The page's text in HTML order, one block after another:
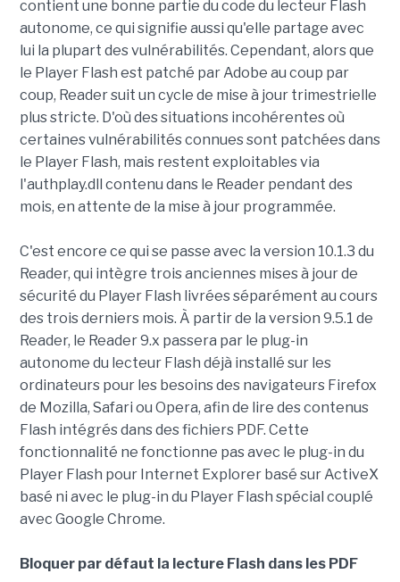
contient une bonne partie du code du lecteur Flash
autonome, ce qui signifie aussi qu'elle partage avec
lui la plupart des vulnérabilités. Cependant, alors que
le Player Flash est patché par Adobe au coup par
coup, Reader suit un cycle de mise à jour trimestrielle
plus stricte. D'où des situations incohérentes où
certaines vulnérabilités connues sont patchées dans
le Player Flash, mais restent exploitables via
l'authplay.dll contenu dans le Reader pendant des
mois, en attente de la mise à jour programmée.
C'est encore ce qui se passe avec la version 10.1.3 du
Reader, qui intègre trois anciennes mises à jour de
sécurité du Player Flash livrées séparément au cours
des trois derniers mois. À partir de la version 9.5.1 de
Reader, le Reader 9.x passera par le plug-in
autonome du lecteur Flash déjà installé sur les
ordinateurs pour les besoins des navigateurs Firefox
de Mozilla, Safari ou Opera, afin de lire des contenus
Flash intégrés dans des fichiers PDF. Cette
fonctionnalité ne fonctionne pas avec le plug-in du
Player Flash pour Internet Explorer basé sur ActiveX
basé ni avec le plug-in du Player Flash spécial couplé
avec Google Chrome.
Bloquer par défaut la lecture Flash dans les PDF